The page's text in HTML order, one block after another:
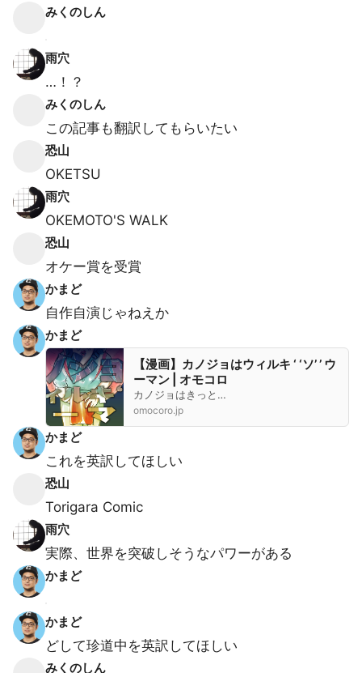
みくのしん
雨穴
…！？
みくのしん
この記事も翻訳してもらいたい
恐山
OKETSU
雨穴
OKEMOTO'S WALK
恐山
オケー賞を受賞
かまど
自作自演じゃねえか
かまど
【漫画】カノジョはウィルキ ‘ ‘ソ’ ’ ウ
ーマン | オモコロ
カノジョはきっと…
omocoro.jp
かまど
これを英訳してほしい
恐山
Torigara Comic
雨穴
実際、世界を突破しそうなパワーがある
かまど
かまど
どして珍道中を英訳してほしい
みくのしん